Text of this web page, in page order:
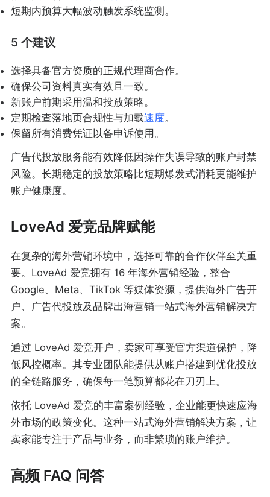
短期内预算大幅波动触发系统监测。
5 个建议
选择具备官方资质的正规代理商合作。
确保公司资料真实有效且一致。
新账户前期采用温和投放策略。
定期检查落地页合规性与加载速度。
保留所有消费凭证以备申诉使用。
广告代投放服务能有效降低因操作失误导致的账户封禁
风险。长期稳定的投放策略比短期爆发式消耗更能维护
账户健康度。
LoveAd 爱竞品牌赋能
在复杂的海外营销环境中，选择可靠的合作伙伴至关重
要。LoveAd 爱竞拥有 16 年海外营销经验，整合
Google、Meta、TikTok 等媒体资源，提供海外广告开
户、广告代投放及品牌出海营销一站式海外营销解决方
案。
通过 LoveAd 爱竞开户，卖家可享受官方渠道保护，降
低风控概率。其专业团队能提供从账户搭建到优化投放
的全链路服务，确保每一笔预算都花在刀刃上。
依托 LoveAd 爱竞的丰富案例经验，企业能更快速应海
外市场的政策变化。这种一站式海外营销解决方案，让
卖家能专注于产品与业务，而非繁琐的账户维护。
高频 FAQ 问答